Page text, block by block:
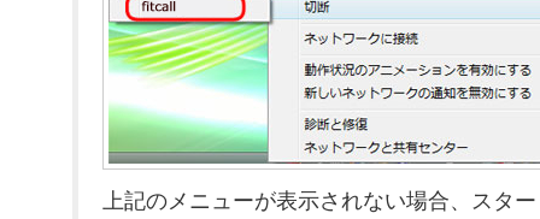
上記のメニューが表示されない場合、スタ